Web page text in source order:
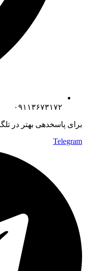
۰۹۱۱۳۶۷۳۱۷۲
برای پاسخدهی بهتر در
Telegram